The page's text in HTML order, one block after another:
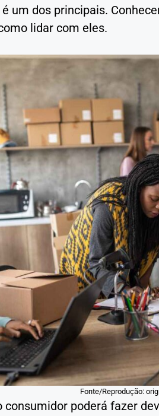
um dos principais.
lidar com eles.
Fonte/Reprodução:
consumidor poderá fazer